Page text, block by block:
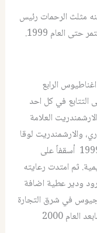
حوالي 1992 حيث عينه مثلث الرحمات رئيس
العام 1999.
اغناطيوس الرابع
التتابع في كل احد
العلامة
والارشمندريت لوقا
الخوري، وكانت رسامته في 15 تشرين الاول1999 أسقفاً على
ثم امتدت رعايته
ودير عطية اضافة
في شرق التجارة
2000